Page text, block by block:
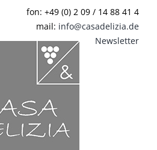
fon: +49 (0) 2 09 / 14 88 41 4
mail: info@casadelizia.de
Newsletter